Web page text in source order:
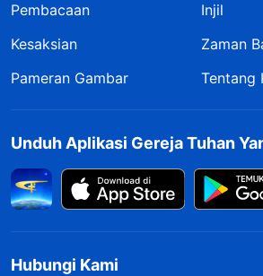
Pembacaan
Injil
Kesaksian
Zaman
Pameran Gambar
Tentang
Unduh Aplikasi Gereja Tuhan
Hubungi Kami